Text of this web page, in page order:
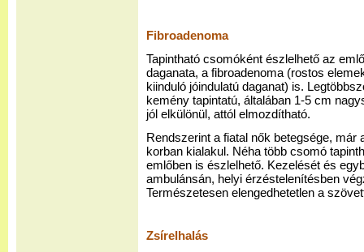
Fibroadenoma
Tapintható csomóként észlelhető az
daganata, a fibroadenoma (rostos
kiinduló jóindulatú daganat) is.
kemény tapintatú, általában 1-5 cm
jól elkülönül, attól elmozdítható.
Rendszerint a fiatal nők betegsége, már
korban kialakul. Néha több csomó
emlőben is észlelhető. Kezelését és
ambulánsán, helyi érzéstelenítésben
Természetesen elengedhetetlen a
Zsírelhalás